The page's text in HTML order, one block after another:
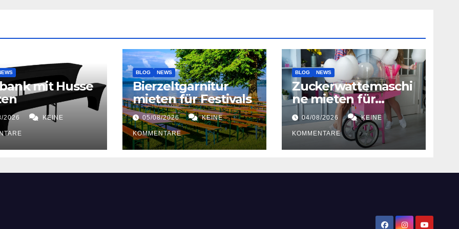
mit Husse
2026 KEINE
BLOG NEWS
Bierzeltgarnitur
mieten für Festivals
05/08/2026 KEINE
KOMMENTARE
BLOG NEWS
Zuckerwattemaschi
ne mieten für
Hochzeiten
04/08/2026 KEINE
KOMMENTARE